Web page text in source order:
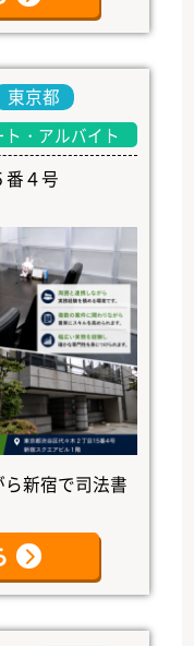
東京都
ト・アルバイト
番４号
新宿で司法書